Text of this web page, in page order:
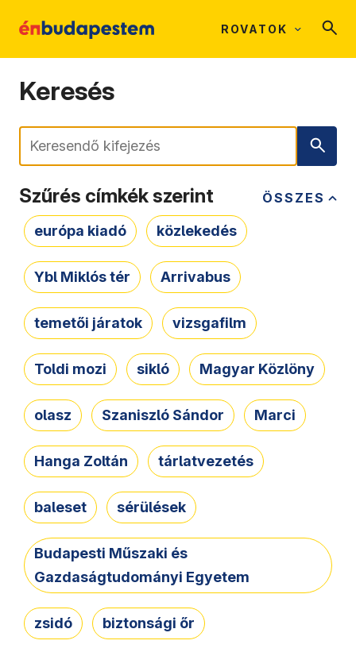
ROVATOK
Keresés
Keresés
ÖSSZES
Szűrés címkék szerint
európa kiadó közlekedés
Ybl Miklós tér Arrivabus
temetői járatok vizsgafilm
Toldi mozi sikló Magyar Közlöny
olasz Szaniszló Sándor Marci
Hanga Zoltán tárlatvezetés
baleset sérülések
Budapesti Műszaki és
Gazdaságtudományi Egyetem
zsidó biztonsági őr